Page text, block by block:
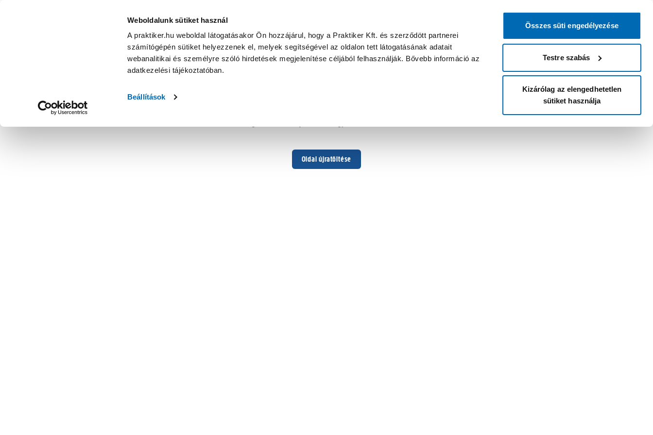
Weboldalunk sütiket használ
A praktiker.hu weboldal látogatásakor Ön hozzájárul, hogy a Praktiker Kft. és szerződött partnerei
számítógépén sütiket helyezzenek el, melyek segítségével az oldalon tett látogatásának adatait
webanalitikai és személyre szóló hirdetések megjelenítése céljából felhasználják. Bővebb információ az
adatkezelési tájékoztatóban.
Beállítások
Összes süti engedélyezése
Testre szabás
Kizárólag az elengedhetetlen
sütiket használja
Oldal újratöltése